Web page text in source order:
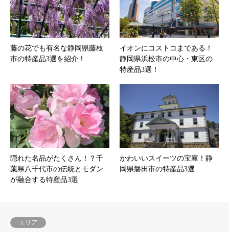
藤の花でも有名な静岡県藤枝
市の特産品3選を紹介！
イオンにコストコまである！
静岡県浜松市の中心・東区の
特産品3選！
隠れた名品がたくさん！？千
葉県八千代市の伝統とモダン
が融合する特産品3選
かわいいスイーツの宝庫！静
岡県磐田市の特産品3選
エリア